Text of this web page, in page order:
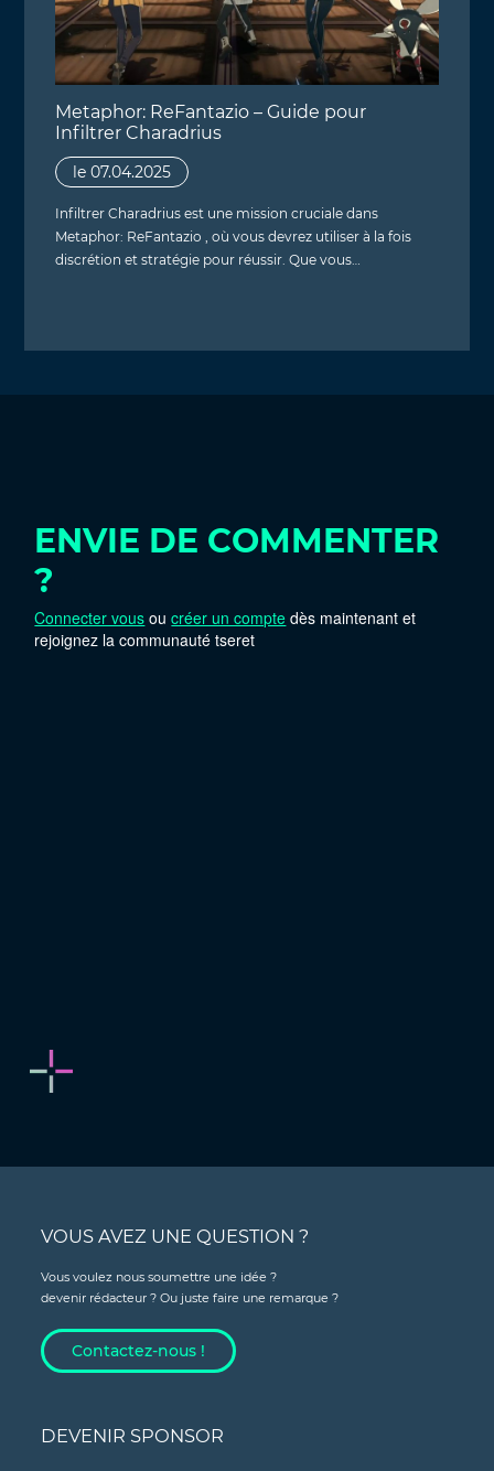
Metaphor: ReFantazio – Guide pour
Infiltrer Charadrius
le 07.04.2025
Infiltrer Charadrius est une mission cruciale dans
Metaphor: ReFantazio , où vous devrez utiliser à la fois
discrétion et stratégie pour réussir. Que vous…
ENVIE DE COMMENTER
?
Connecter vous oucréer un compte dès maintenant et
rejoignez la communauté tseret
VOUS AVEZ UNE QUESTION ?
Vous voulez nous soumettre une idée ?
devenir rédacteur ? Ou juste faire une remarque ?
Contactez-nous !
DEVENIR SPONSOR